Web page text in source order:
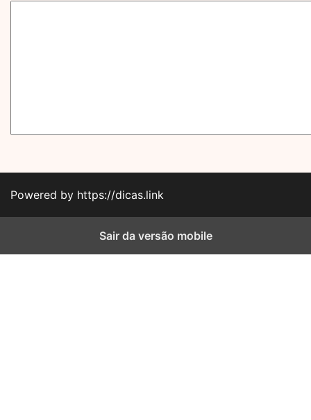
Powered by https://dicas.link
Sair da versão mobile